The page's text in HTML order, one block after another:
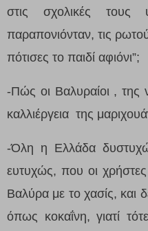
στις σχολικές τους
παραπονιόνταν, τις
πότισες το παιδί αφιόνι”;
-Πώς οι Βαλυραίοι , της
καλλιέργεια της
-Όλη η Ελλάδα
ευτυχώς, που οι
Βαλύρα με το χασίς, και
όπως κοκαΐνη, γιατί